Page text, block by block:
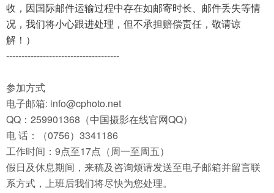
收，因国际邮件运输过程中存在如邮寄时长、邮件丢失等情
况，我们将小心跟进处理，但不承担赔偿责任，敬请谅
解！）
-------------------------------------
参加方式
电子邮箱: info@cphoto.net
QQ：259901368（中国摄影在线官网QQ）
电 话：（0756）3341186
工作时间：9点至17点（周一至周五）
​假日及休息期间，来稿及咨询烦请发送至电子邮箱并留言联
系方式，上班后我们将尽快为您处理。